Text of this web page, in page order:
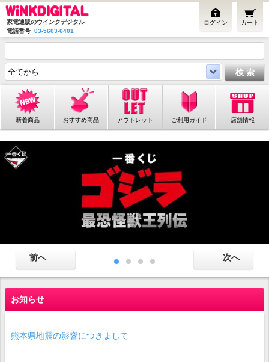
家電通販のウインクデジタル
電話番号 03-5603-6401
カート
ログイン
新着商品 おすすめ商品 アウトレット ご利用ガイド 店舗情報
お知らせ
熊本県地震の影響につきまして